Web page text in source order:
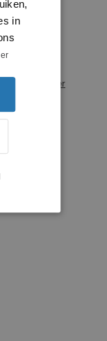
Profielenstunter
in